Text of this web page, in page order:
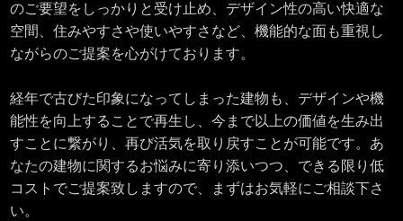
のご要望をしっかりと受け止め、デザイン性の高い快適な
空間、住みやすさや使いやすさなど、機能的な面も重視し
ながらのご提案を心がけております。
経年で古びた印象になってしまった建物も、デザインや機
能性を向上することで再生し、今まで以上の価値を生み出
すことに繋がり、再び活気を取り戻すことが可能です。あ
なたの建物に関するお悩みに寄り添いつつ、できる限り低
コストでご提案致しますので、まずはお気軽にご相談下さ
い。